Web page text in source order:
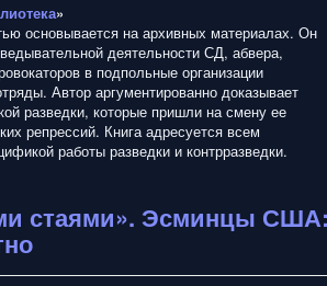
»
основывается на архивных материалах. Он
деятельности СД, абвера,
в подпольные организации
Автор аргументированно доказывает
разведки, которые пришли на смену ее
репрессий. Книга адресуется всем
работы разведки и контрразведки.
стаями». Эсминцы